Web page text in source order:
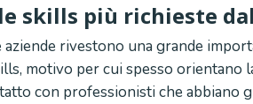
skills più richieste
rivestono una grande
motivo per cui spesso
con professionisti che abbiano